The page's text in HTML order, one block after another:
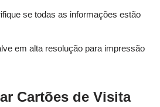
se todas as informações estão
em alta resolução para impressão
Cartões de Visita